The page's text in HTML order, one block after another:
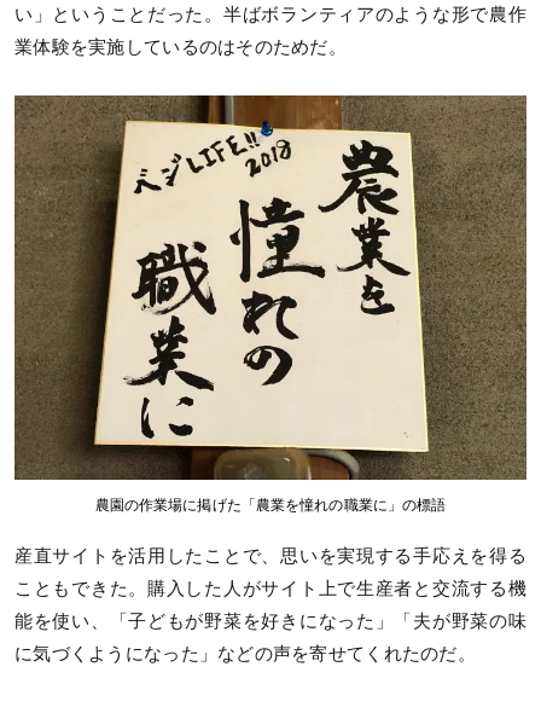
い」ということだった。半ばボランティアのような形で農作
業体験を実施しているのはそのためだ。
農園の作業場に掲げた「農業を憧れの職業に」の標語
産直サイトを活用したことで、思いを実現する手応えを得る
こともできた。購入した人がサイト上で生産者と交流する機
能を使い、「子どもが野菜を好きになった」「夫が野菜の味
に気づくようになった」などの声を寄せてくれたのだ。